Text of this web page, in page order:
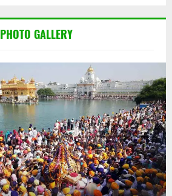
PHOTO GALLERY